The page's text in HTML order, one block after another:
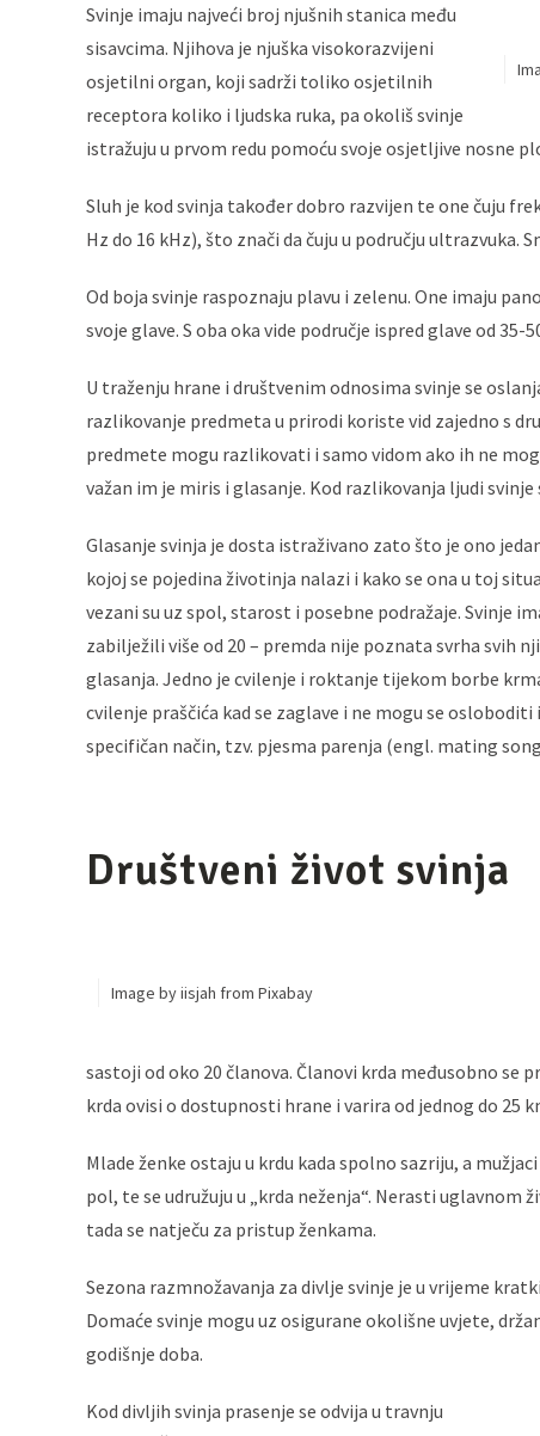
Svinje imaju najveći broj njušnih stanica među
sisavcima. Njihova je njuška visokorazvijeni
osjetilni organ, koji sadrži toliko osjetilnih
receptora koliko i ljudska ruka, pa okoliš svinje
istražuju u prvom redu pomoću svoje osjetljive nosne
Sluh je kod svinja također dobro razvijen te one čuju
Hz do 16 kHz), što znači da čuju u području ultrazvuka.
Od boja svinje raspoznaju plavu i zelenu. One imaju
svoje glave. S oba oka vide područje ispred glave od 35-
U traženju hrane i društvenim odnosima svinje se
razlikovanje predmeta u prirodi koriste vid zajedno s
predmete mogu razlikovati i samo vidom ako ih ne
važan im je miris i glasanje. Kod razlikovanja ljudi
Glasanje svinja je dosta istraživano zato što je ono
kojoj se pojedina životinja nalazi i kako se ona u toj
vezani su uz spol, starost i posebne podražaje. Svinje
zabilježili više od 20 – premda nije poznata svrha svih
glasanja. Jedno je cvilenje i roktanje tijekom borbe
cvilenje praščića kad se zaglave i ne mogu se
specifičan način, tzv. pjesma parenja (engl. mating
Društveni život svinja
Image by iisjah from Pixabay
sastoji od oko 20 članova. Članovi krda međusobno
krda ovisi o dostupnosti hrane i varira od jednog do 25
Mlade ženke ostaju u krdu kada spolno sazriju, a
pol, te se udružuju u „krda neženja“. Nerasti uglavnom
tada se natječu za pristup ženkama.
Sezona razmnožavanja za divlje svinje je u vrijeme
Domaće svinje mogu uz osigurane okolišne uvjete,
godišnje doba.
Kod divljih svinja prasenje se odvija u travnju